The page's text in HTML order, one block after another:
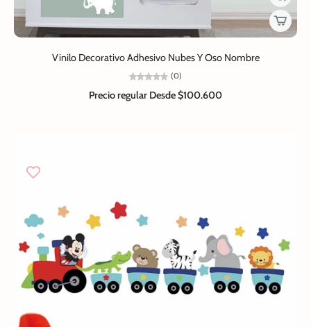
Vinilo Decorativo Adhesivo Nubes Y Oso Nombre
(0)
Precio regular Desde $100.600